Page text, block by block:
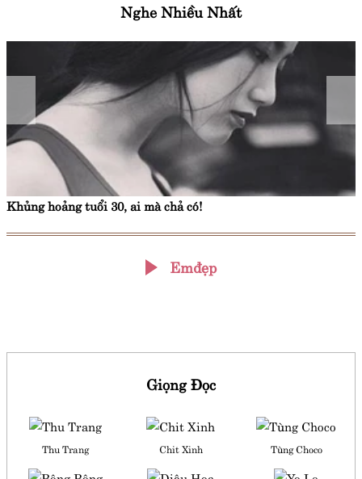
Nghe Nhiều Nhất
Khủng hoảng tuổi 30, ai mà chả có!
Emđẹp
Giọng Đọc
Thu Trang Chit Xinh Tùng Choco